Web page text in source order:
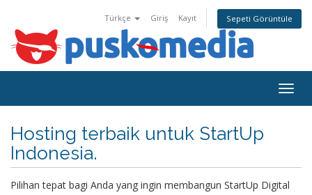
Türkçe Giriş Kayıt Sepeti Görüntüle
Hosting terbaik untuk StartUp
Indonesia.
Pilihan tepat bagi Anda yang ingin membangun StartUp Digital